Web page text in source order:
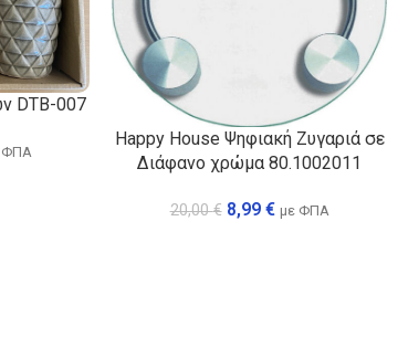
DTB-007
ΦΠΑ
Happy House Ψηφιακή Ζυγαριά σε
Διάφανο χρώμα 80.1002011
20,00€ 8,99 € με ΦΠΑ